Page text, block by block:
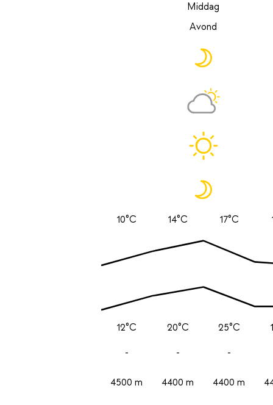
Middag
Avond
10°C
12°C
-
4500 m
14°C
20°C
-
4400 m
17°C
25°C
-
4400 m